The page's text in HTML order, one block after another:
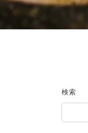
検索